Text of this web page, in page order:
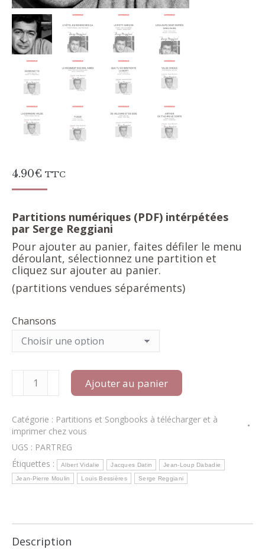
4.90€ TTC
Partitions numériques (PDF) intérpétées
par Serge Reggiani
Pour ajouter au panier, faites défiler le menu
déroulant, sélectionnez une partition et
cliquez sur ajouter au panier.
(partitions vendues séparéments)
Chansons
quantité
Partitions
REGGIANI
/
Partitions
PDF
à
télécharger
chez
vous
Ajouter au panier
Catégorie : Partitions et Songbooks à télécharger et à
imprimer chez vous
UGS : PARTREG
Étiquettes :
Albert Vidalie Jacques Datin Jean-Loup Dabadie
Jean-Pierre Moulin Louis Bessières Serge Reggiani
Description